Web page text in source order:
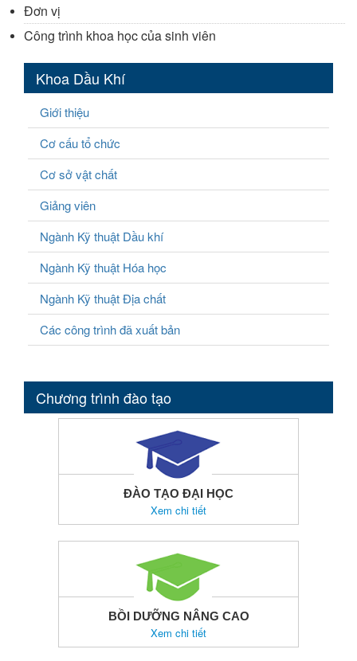
Đơn vị
Công trình khoa học của sinh viên
Khoa Dầu Khí
Giới thiệu
Cơ cấu tổ chức
Cơ sở vật chất
Giảng viên
Ngành Kỹ thuật Dầu khí
Ngành Kỹ thuật Hóa học
Ngành Kỹ thuật Địa chất
Các công trình đã xuất bản
Chương trình đào tạo
ĐÀO TẠO ĐẠI HỌC
Xem chi tiết
BỒI DƯỠNG NÂNG CAO
Xem chi tiết